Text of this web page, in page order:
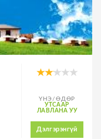
ҮНЭ/ӨДӨР
УТСААР
ЛАВЛАНА УУ
Дэлгэрэнгүй